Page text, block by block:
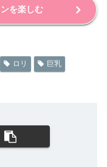
を楽しむ
ロリ
巨乳